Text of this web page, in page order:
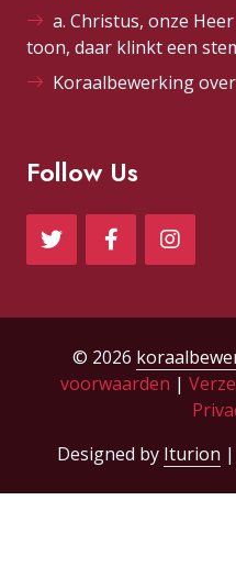
a. Christus, onze
toon, daar klinkt een
Koraalbewerking over
Follow Us
© 2026
voorwaarden |
Designed by Iturion